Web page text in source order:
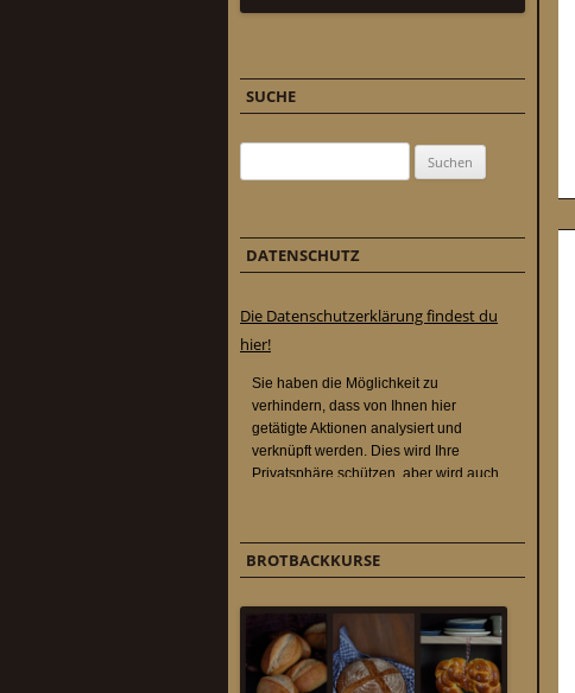
SUCHE
DATENSCHUTZ
Die Datenschutzerklärung findest du
hier!
BROTBACKKURSE